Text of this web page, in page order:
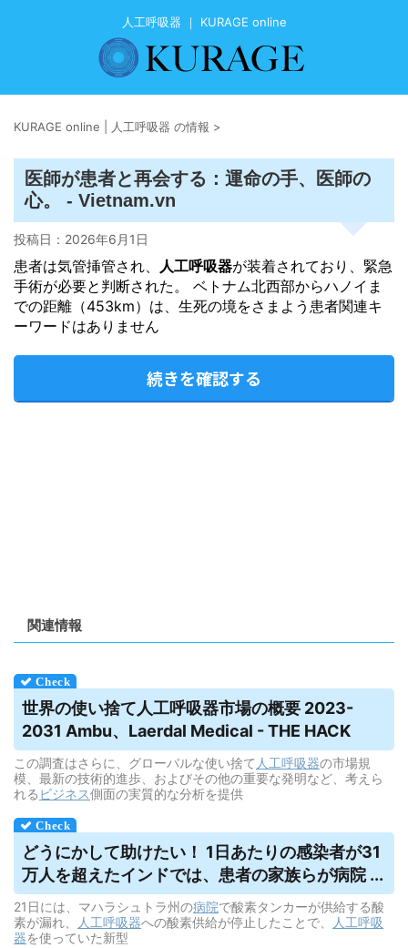
人工呼吸器 ｜ KURAGE online
KURAGE online | 人工呼吸器 の情報 >
医師が患者と再会する：運命の手、医師の
心。 - Vietnam.vn
投稿日： 2026年6月1日
患者は気管挿管され、 人工呼吸器が装着されており、緊急
手術が必要と判断された。 ベトナム北西部からハノイま
での距離（453km）は、生死の境をさまよう患者関連キ
ーワードはありません
続きを確認する
関連情報
世界の使い捨て人工呼吸器市場の概要 2023-
2031 Ambu、Laerdal Medical - THE HACK
この調査はさらに、グローバルな使い捨て 人工呼吸器の市場規
模、最新の技術的進歩、およびその他の重要な発明など、考えら
れる ビジネス側面の実質的な分析を提供
どうにかして助けたい！ 1日あたりの感染者が31
万人を超えたインドでは、患者の家族らが病院 ...
21日には、マハラシュトラ州の病院で酸素タンカーが供給する酸
素が漏れ、
人工呼吸器への酸素供給が停止したことで、
人工呼吸
器を使っていた新型